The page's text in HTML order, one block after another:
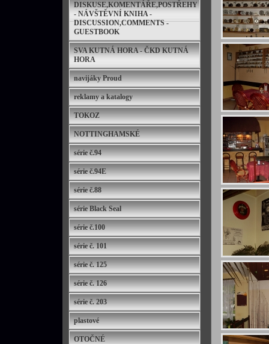
DISKUSE,KOMENTÁŘE,POSTŘEHY
- NÁVŠTĚVNÍ KNIHA -
DISCUSSION,COMMENTS -
GUESTBOOK
SVA KUTNÁ HORA - ČKD KUTNÁ
HORA
navijáky Proud
reklamy a katalogy
TOKOZ
NOTTINGHAMSKÉ
série č.94
série č.94E
série č.88
série Black Seal
série č.100
série č. 101
série č. 125
série č. 126
série č. 203
plastové
OTOČNÉ